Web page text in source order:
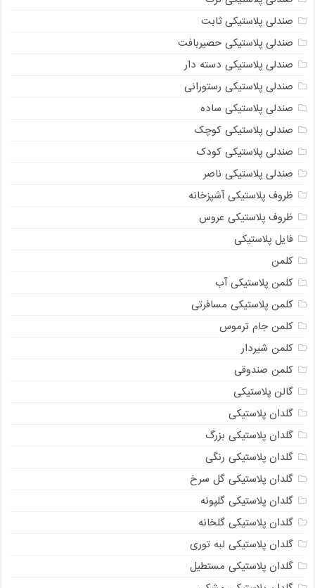
صندلی پلاستیکی ثابت
صندلی پلاستیکی حصیربافت
صندلی پلاستیکی دسته دار
صندلی پلاستیکی رستورانی
صندلی پلاستیکی ساده
صندلی پلاستیکی کوچک
صندلی پلاستیکی کودک
صندلی پلاستیکی ناصر
ظروف پلاستیکی آشپزخانه
ظروف پلاستیکی عروس
فایل پلاستیکی
کلمن
کلمن پلاستیکی آب
کلمن پلاستیکی مسافرتی
کلمن جام ترموس
کلمن شیردار
کلمن صندوقی
گالن پلاستیکی
گلدان پلاستیکی
گلدان پلاستیکی بزرگ
گلدان پلاستیکی رنگی
گلدان پلاستیکی گل سرخ
گلدان پلاستیکی گلپونه
گلدان پلاستیکی گلخانه
گلدان پلاستیکی لبه توری
گلدان پلاستیکی مستطیل